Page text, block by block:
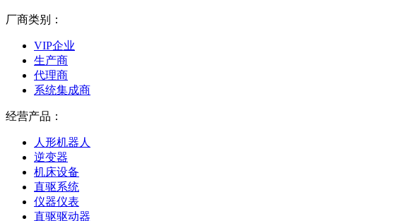
厂商类别：
VIP企业
生产商
代理商
系统集成商
经营产品：
人形机器人
逆变器
机床设备
直驱系统
仪器仪表
直驱驱动器